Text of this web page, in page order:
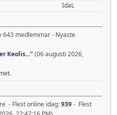
IdaL
643 medlemmar - Nyaste
Keolis..." (06 augusti 2026,
- Flest online idag:939- Flest